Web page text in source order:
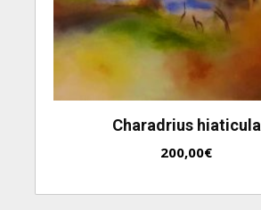
Charadrius hiaticula
200,00€